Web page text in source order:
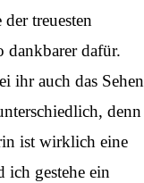
treuesten
dankbarer dafür.
ihr auch das Sehen
denn
ist wirklich eine
ich gestehe ein